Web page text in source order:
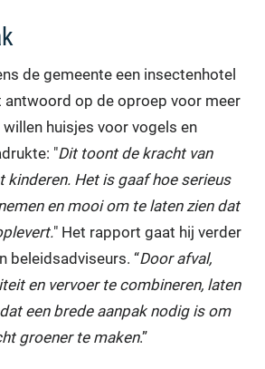
de gemeente een insectenhotel
antwoord op de oproep voor meer
huisjes voor vogels en
"Dit toont de kracht van
kinderen. Het is gaaf hoe serieus
en mooi om te laten zien dat
" Het rapport gaat hij verder
beleidsadviseurs. “Door afval,
en vervoer te combineren, laten
een brede aanpak nodig is om
groener te maken.”